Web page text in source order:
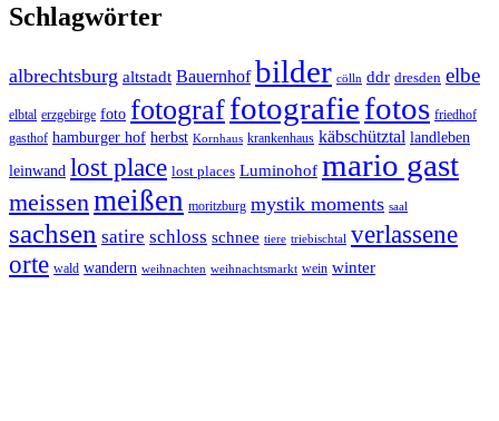
Schlagwörter
albrechtsburg altstadt Bauernhof bilder cölln ddr dresden elbe
elbtal erzgebirge foto fotograffotografiefotos friedhof
gasthof hamburger hof herbst Kornhaus krankenhaus käbschütztal landleben
leinwand lost place lost places Luminohof mario gast
meissen meißen moritzburg mystik moments saal
sachsen satire schloss schnee tiere triebischtal verlassene
orte wald wandern weihnachten weihnachtsmarkt wein winter